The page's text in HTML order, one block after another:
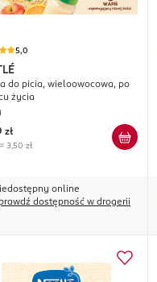
5,0
do picia, wieloowocowa, po
życia
zł
3,50 zł
online
dostępność w drogerii